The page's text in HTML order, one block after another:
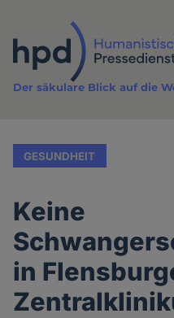
Inhalt
Der säkulare Blick auf die
GESUNDHEIT
Keine
in